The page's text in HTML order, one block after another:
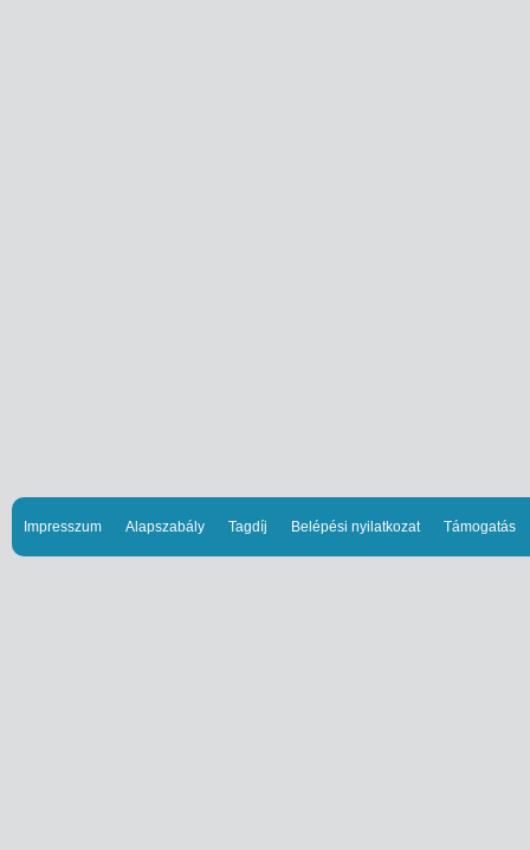
Impresszum Alapszabály Tagdíj Belépési nyilatkozat Támogatás